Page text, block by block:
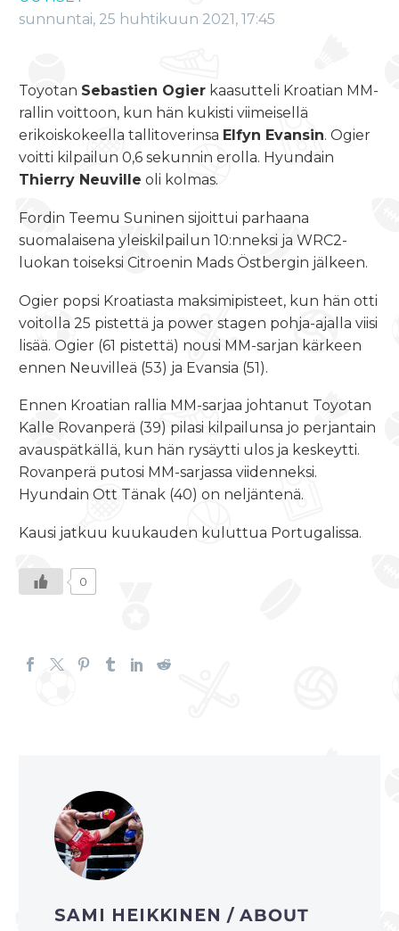
sunnuntai, 25 huhtikuun 2021, 17:45
Toyotan Sebastien Ogier kaasutteli Kroatian MM-
rallin voittoon, kun hän kukisti viimeisellä
erikoiskokeella tallitoverinsa Elfyn Evansin. Ogier
voitti kilpailun 0,6 sekunnin erolla. Hyundain
Thierry Neuville oli kolmas.
Fordin Teemu Suninen sijoittui parhaana
suomalaisena yleiskilpailun 10:nneksi ja WRC2-
luokan toiseksi Citroenin Mads Östbergin jälkeen.
Ogier popsi Kroatiasta maksimipisteet, kun hän otti
voitolla 25 pistettä ja power stagen pohja-ajalla viisi
lisää. Ogier (61 pistettä) nousi MM-sarjan kärkeen
ennen Neuvilleä (53) ja Evansia (51).
Ennen Kroatian rallia MM-sarjaa johtanut Toyotan
Kalle Rovanperä (39) pilasi kilpailunsa jo perjantain
avauspätkällä, kun hän rysäytti ulos ja keskeytti.
Rovanperä putosi MM-sarjassa viidenneksi.
Hyundain Ott Tänak (40) on neljäntenä.
Kausi jatkuu kuukauden kuluttua Portugalissa.
0
SAMI HEIKKINEN/ ABOUT